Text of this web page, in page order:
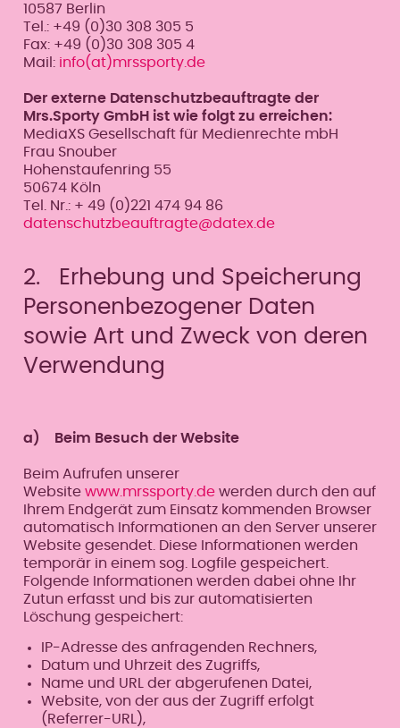
10587 Berlin
Tel.: +49 (0)30 308 305 5
Fax: +49 (0)30 308 305 4
Mail: info(at)mrssporty.de
Der externe Datenschutzbeauftragte der
Mrs.Sporty GmbH ist wie folgt zu erreichen:
MediaXS Gesellschaft für Medienrechte mbH
Frau Snouber
Hohenstaufenring 55
50674 Köln
Tel. Nr.: + 49 (0)221 474 94 86
datenschutzbeauftragte@datex.de
2. Erhebung und Speicherung
Personenbezogener Daten
sowie Art und Zweck von deren
Verwendung
a) Beim Besuch der Website
Beim Aufrufen unserer
Website www.mrssporty.dewerden durch den auf
Ihrem Endgerät zum Einsatz kommenden Browser
automatisch Informationen an den Server unserer
Website gesendet. Diese Informationen werden
temporär in einem sog. Logfile gespeichert.
Folgende Informationen werden dabei ohne Ihr
Zutun erfasst und bis zur automatisierten
Löschung gespeichert:
IP-Adresse des anfragenden Rechners,
Datum und Uhrzeit des Zugriffs,
Name und URL der abgerufenen Datei,
Website, von der aus der Zugriff erfolgt
(Referrer-URL),